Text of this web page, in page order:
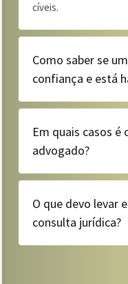
cíveis.
Como saber se
confiança e está
Em quais casos
advogado?
O que devo levar
consulta jurídica?